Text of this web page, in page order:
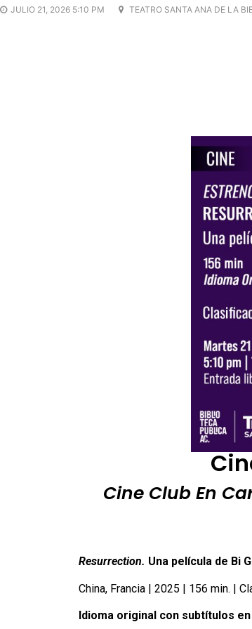
JULIO 21, 2026 5:10 PM TEATRO SANTA ANA DE LA
Cine Club En
Resurrection. Una película de Bi
China, Francia | 2025 | 156 min. |
Idioma original con subtítulos